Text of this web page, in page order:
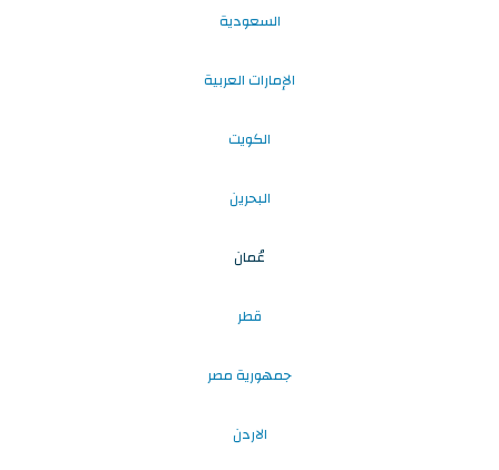
السعودية
الإمارات العربية
الكويت
البحرين
عُمان
قطر
جمهورية مصر
الاردن